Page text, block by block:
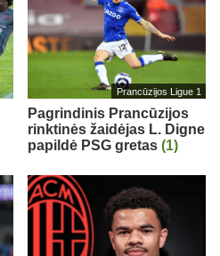
Prancūzijos Ligue 1
Pagrindinis Prancūzijos
rinktinės žaidėjas L. Digne
papildė PSG gretas (1)